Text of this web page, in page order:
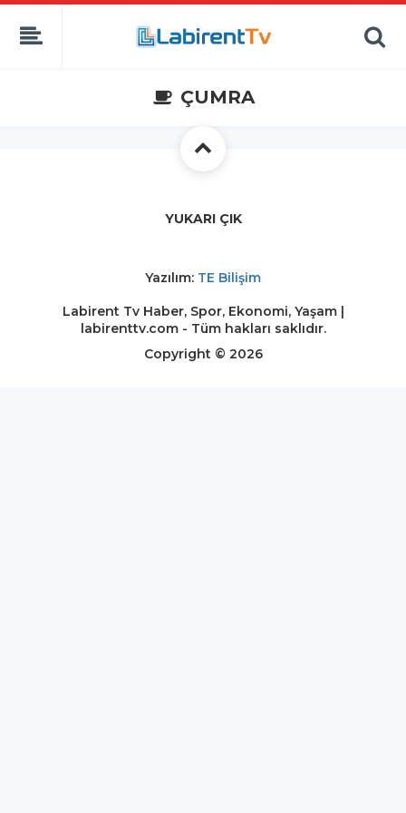
ÇUMRA
YUKARI ÇIK
Yazılım: TE Bilişim
Labirent Tv Haber, Spor, Ekonomi, Yaşam |
labirenttv.com - Tüm hakları saklıdır.
Copyright © 2026